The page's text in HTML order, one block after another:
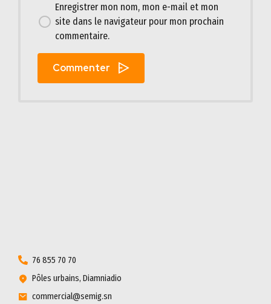
Enregistrer mon nom, mon e-mail et mon
site dans le navigateur pour mon prochain
commentaire.
Commenter
76 855 70 70
Pôles urbains, Diamniadio
commercial@semig.sn